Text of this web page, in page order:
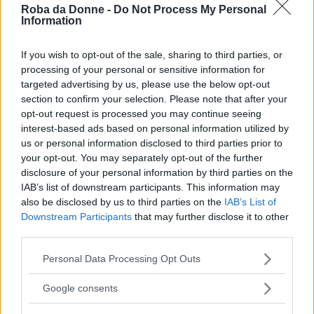
Roba da Donne - Do Not Process My Personal
Information
If you wish to opt-out of the sale, sharing to third parties, or
processing of your personal or sensitive information for
targeted advertising by us, please use the below opt-out
section to confirm your selection. Please note that after your
opt-out request is processed you may continue seeing
interest-based ads based on personal information utilized by
us or personal information disclosed to third parties prior to
your opt-out. You may separately opt-out of the further
disclosure of your personal information by third parties on the
IAB’s list of downstream participants. This information may
also be disclosed by us to third parties on the IAB’s List of
Downstream Participants that may further disclose it to other
Please note that this website/app uses one or more Google
not limited to your visit or usage behaviour. You may click to
Personal Data Processing Opt Outs
Google consents
ciarlatani, se non addirittura dalle
chiromanti. E alla fine, colui che
a giacere in una cassa di legno, e gli altri
lo cremano in un forno. E capita anche di
peggio! Uno ha appena deciso di andare
in villeggiatura, un progetto da nulla,
sembrerebbe, ma non può attuare
nemmeno quello perché tutt'un tratto
scivola e finisce sotto un tram!" disse lo
sconosciuto strizzando l'occhio a Berlioz,
che effettivamente aveva deciso di andare
in villeggiatura.
Michail Bulgakov
L'affermazione nietzschiana della morte di